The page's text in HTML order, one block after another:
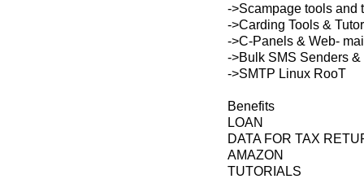
->Scampage tools and
->Carding Tools &
->C-Panels & Web-
->Bulk SMS Senders
->SMTP Linux RooT
Benefits
LOAN
DATA FOR TAX
AMAZON
TUTORIALS